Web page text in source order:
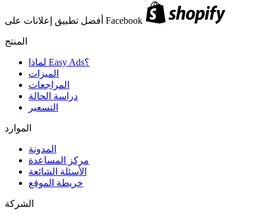
أفضل تطبيق إعلانات على Facebook
المنتج
لماذا Easy Ads؟
الميزات
المراجعات
دراسة الحالة
التسعير
الموارد
المدونة
مركز المساعدة
الأسئلة الشائعة
خريطة الموقع
الشركة